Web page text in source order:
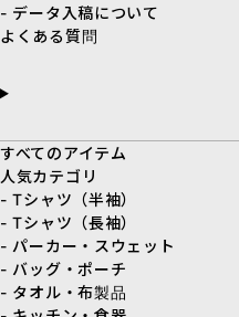
- データ入稿について
よくある質問
すべてのアイテム
人気カテゴリ
- Tシャツ（半袖）
- Tシャツ（長袖）
- パーカー・スウェット
- バッグ・ポーチ
- タオル・布製品